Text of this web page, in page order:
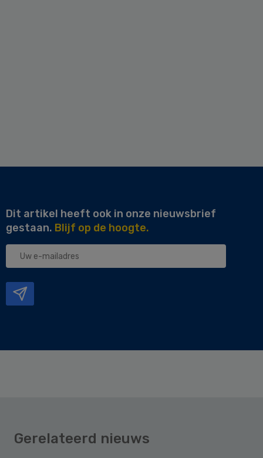
Dit artikel heeft ook in onze nieuwsbrief
gestaan. Blijf op de hoogte.
Uw
Gerelateerd nieuws